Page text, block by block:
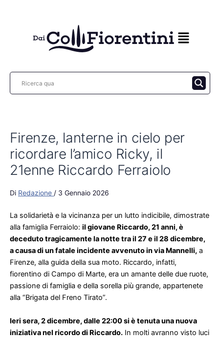
Firenze, lanterne in cielo per
ricordare l’amico Ricky, il
21enne Riccardo Ferraiolo
Di Redazione / 3 Gennaio 2026
La solidarietà e la vicinanza per un lutto indicibile, dimostrate
alla famiglia Ferraiolo: il giovane Riccardo, 21 anni, è
deceduto tragicamente la notte tra il 27 e il 28 dicembre,
a causa di un fatale incidente avvenuto in via Mannelli, a
Firenze, alla guida della sua moto. Riccardo, infatti,
fiorentino di Campo di Marte, era un amante delle due ruote,
passione di famiglia e della sorella più grande, appartenete
alla “Brigata del Freno Tirato”.
Ieri sera, 2 dicembre, dalle 22:00 si è tenuta una nuova
iniziativa nel ricordo di Riccardo. In molti avranno visto luci